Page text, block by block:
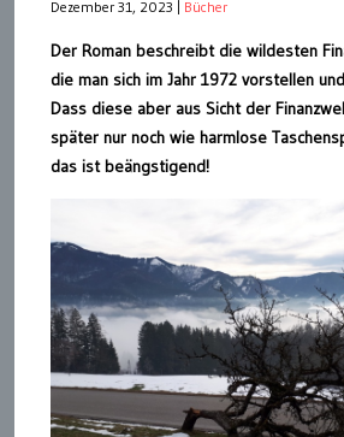
Dezember 31, 2023 Bücher
Der Roman beschreibt die wildesten
die man sich im Jahr 1972 vorstellen
Dass diese aber aus Sicht der
später nur noch wie harmlose
das ist beängstigend!